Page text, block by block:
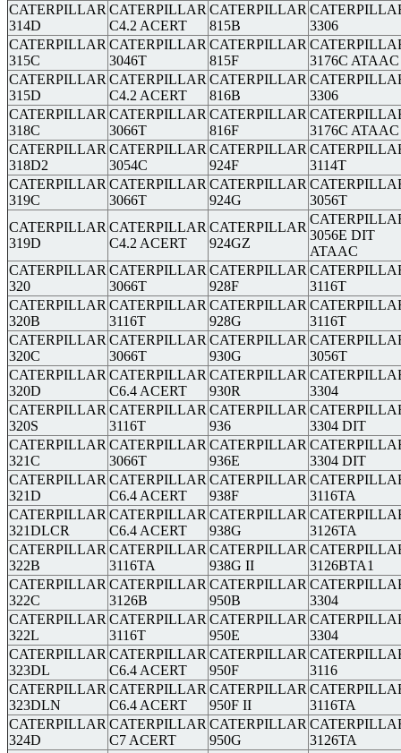
CATERPILLAR
314D
CATERPILLAR
C4.2 ACERT
CATERPILLAR
815B
3306
CATERPILLAR
315C
CATERPILLAR
3046T
CATERPILLAR
815F
3176C ATAAC
CATERPILLAR
315D
CATERPILLAR
C4.2 ACERT
CATERPILLAR
816B
3306
CATERPILLAR
318C
CATERPILLAR
3066T
CATERPILLAR
816F
3176C ATAAC
CATERPILLAR
318D2
CATERPILLAR
3054C
CATERPILLAR
924F
3114T
CATERPILLAR
319C
CATERPILLAR
3066T
CATERPILLAR
924G
3056T
CATERPILLAR
319D
CATERPILLAR
C4.2 ACERT
CATERPILLAR
924GZ
3056E DIT
ATAAC
CATERPILLAR
320
CATERPILLAR
3066T
CATERPILLAR
928F
3116T
CATERPILLAR
320B
CATERPILLAR
3116T
CATERPILLAR
928G
3116T
CATERPILLAR
320C
CATERPILLAR
3066T
CATERPILLAR
930G
3056T
CATERPILLAR
320D
CATERPILLAR
C6.4 ACERT
CATERPILLAR
930R
3304
CATERPILLAR
320S
CATERPILLAR
3116T
CATERPILLAR
936
3304 DIT
CATERPILLAR
321C
CATERPILLAR
3066T
CATERPILLAR
936E
3304 DIT
CATERPILLAR
321D
CATERPILLAR
C6.4 ACERT
CATERPILLAR
938F
3116TA
CATERPILLAR
321DLCR
CATERPILLAR
C6.4 ACERT
CATERPILLAR
938G
3126TA
CATERPILLAR
322B
CATERPILLAR
3116TA
CATERPILLAR
938G II
3126BTA1
CATERPILLAR
322C
CATERPILLAR
3126B
CATERPILLAR
950B
3304
CATERPILLAR
322L
CATERPILLAR
3116T
CATERPILLAR
950E
3304
CATERPILLAR
323DL
CATERPILLAR
C6.4 ACERT
CATERPILLAR
950F
3116
CATERPILLAR
323DLN
CATERPILLAR
C6.4 ACERT
CATERPILLAR
950F II
3116TA
CATERPILLAR
324D
CATERPILLAR
C7 ACERT
CATERPILLAR
950G
3126TA